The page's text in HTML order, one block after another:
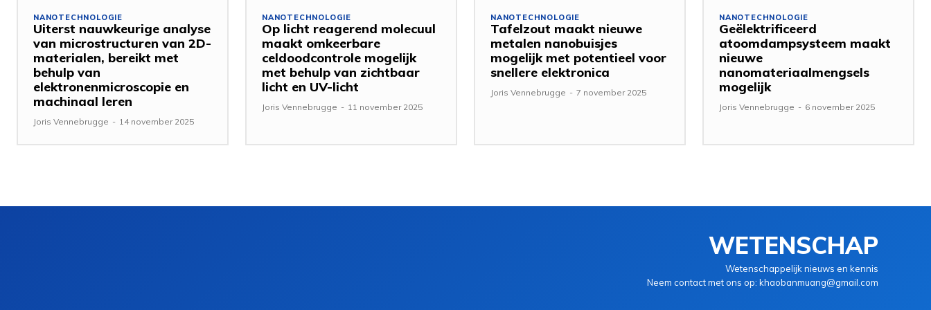
NANOTECHNOLOGIE
Uiterst nauwkeurige analyse
van microstructuren van 2D-
materialen, bereikt met
behulp van
elektronenmicroscopie en
machinaal leren
Joris Vennebrugge - 14 november 2025
NANOTECHNOLOGIE
Op licht reagerend molecuul
maakt omkeerbare
celdoodcontrole mogelijk
met behulp van zichtbaar
licht en UV-licht
Joris Vennebrugge - 11 november 2025
NANOTECHNOLOGIE
Tafelzout maakt nieuwe
metalen nanobuisjes
mogelijk met potentieel voor
snellere elektronica
Joris Vennebrugge - 7 november 2025
NANOTECHNOLOGIE
Geëlektrificeerd
atoomdampsysteem maakt
nieuwe
nanomateriaalmengsels
mogelijk
Joris Vennebrugge - 6 november 2025
WETENSCHAP
Wetenschappelijk nieuws en kennis
Neem contact met ons op: khaobanmuang@gmail.com